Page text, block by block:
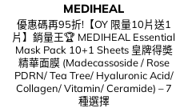
MEDIHEAL
優惠碼再95折!【OY 限量10片送1
片】銷量王🏆 MEDIHEAL Essential
Mask Pack 10+1 Sheets 皇牌得奬
精華面膜 (Madecassoside / Rose
PDRN/ Tea Tree/ Hyaluronic Acid/
Collagen/ Vitamin/ Ceramide) – 7
種選擇